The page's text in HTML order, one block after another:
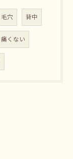
毛穴 背中
痛くない